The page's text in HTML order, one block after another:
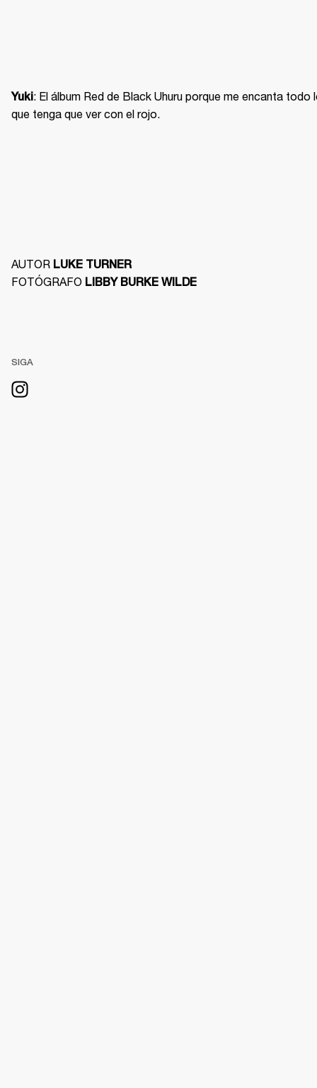
Yuki: El álbum Red de Black Uhuru porque me encanta todo
que tenga que ver con el rojo.
AUTOR LUKE TURNER
FOTÓGRAFO LIBBY BURKE WILDE
SIGA